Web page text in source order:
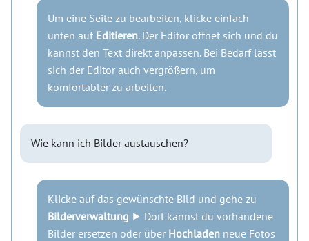
Um eine Seite zu bearbeiten, klicke einfach
unten auf Editieren. Der Editor öffnet sich und du
kannst den Text direkt anpassen. Bei Bedarf lässt
sich der Editor auch vergrößern, um
komfortabler zu arbeiten.
Wie kann ich Bilder austauschen?
Klicke auf das gewünschte Bild und gehe zu
Bilderverwaltung ⯈ Dort kannst du vorhandene
Bilder ersetzen oder über Hochladen neue Fotos